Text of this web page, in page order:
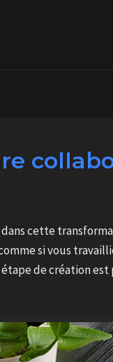
cette
si vous
de création est